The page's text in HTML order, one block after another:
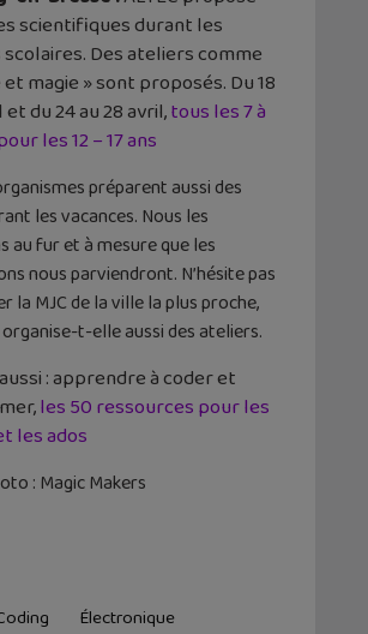
scientifiques durant les
scolaires. Des ateliers comme
et magie » sont proposés. Du 18
et du 24 au 28 avril,tous les 7 à
les 12 – 17 ans
préparent aussi des
les vacances. Nous les
au fur et à mesure que les
nous parviendront. N’hésite pas
la MJC de la ville la plus proche,
t-elle aussi des ateliers.
: apprendre à coder et
les 50 ressources pour les
les ados
: Magic Makers
Électronique